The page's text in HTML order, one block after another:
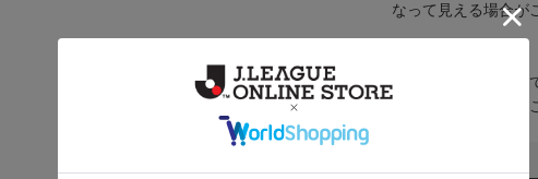
なって見える場合が
取り扱い商品によっ
予告なく変更にな